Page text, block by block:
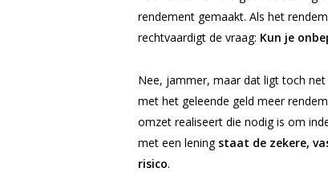
rendement gemaakt. Als het
rechtvaardigt de vraag: Kun je
Nee, jammer, maar dat ligt toch net
met het geleende geld meer
omzet realiseert die nodig is om
met een lening staat de zekere,
risico.